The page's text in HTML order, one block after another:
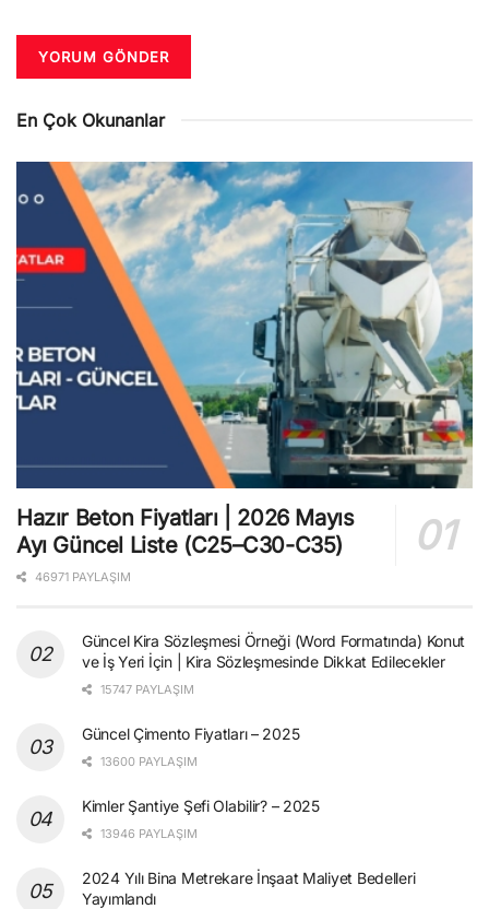
En Çok Okunanlar
Hazır Beton Fiyatları | 2026 Mayıs
Ayı Güncel Liste (C25–C30-C35)
46971 PAYLAŞIM
Güncel Kira Sözleşmesi Örneği (Word Formatında) Konut
ve İş Yeri İçin | Kira Sözleşmesinde Dikkat Edilecekler
15747 PAYLAŞIM
Güncel Çimento Fiyatları – 2025
13600 PAYLAŞIM
Kimler Şantiye Şefi Olabilir? – 2025
13946 PAYLAŞIM
2024 Yılı Bina Metrekare İnşaat Maliyet Bedelleri
Yayımlandı